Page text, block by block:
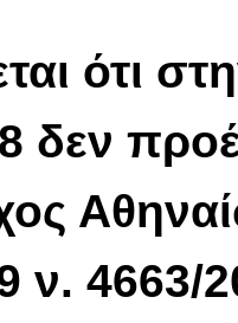
ότι
δεν
ν. 4663/